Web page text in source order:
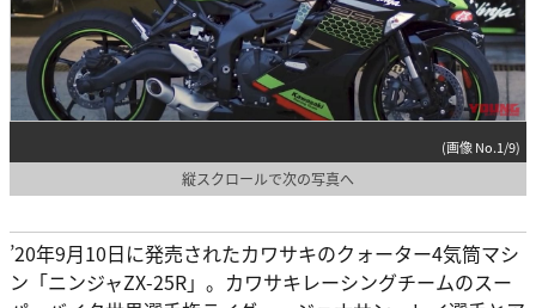
(画像 No.1/9)
縦スクロールで次の写真へ
’20年9月10日に発売されたカワサキのクォーター4気筒マシ
ン「ニンジャZX-25R」。カワサキレーシングチームのスー